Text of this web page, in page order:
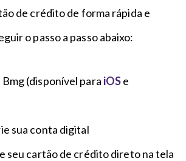
de crédito de forma rápida e
o passo a passo abaixo:
Bmg (disponível para iOSe
sua conta digital
seu cartão de crédito direto na tela